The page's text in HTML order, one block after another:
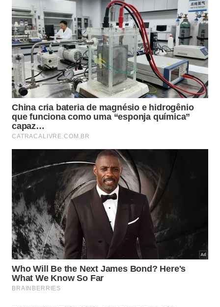
batatas fritas. Cada três porções por semana foram
associadas a um aumento de 20% na taxa de
diabetes tipo 2. O consumo semelhante de batatas
assadas, cozidas ou em purê não apresentou
associação com um aumento estatisticamente
significativo.
Grãos integrais apresentam
benefícios
Os pesquisadores também analisaram o que
aconteceu quando as batatas foram substituídas